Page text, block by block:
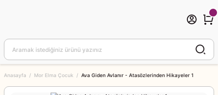
Anasayfa Mor Elma Çocuk Ava Giden Avlanır - Atasözlerinden Hikayeler 1